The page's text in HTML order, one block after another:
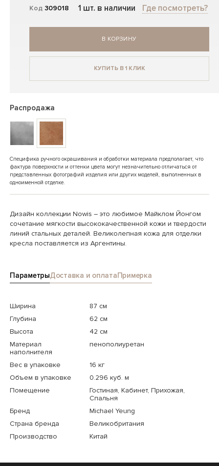
Код 309018 1 шт. в наличии Где посмотреть?
В КОРЗИНУ
КУПИТЬ В 1 КЛИК
Распродажа
Специфика ручного окрашивания и обработки материала предполагает, что
фактура поверхности и оттенки цвета могут незначительно отличаться от
представленных фотографий изделия или других моделей, выполненных в
одноименной отделке.
Дизайн коллекции Nowis – это любимое Майклом Йонгом
сочетание мягкости высококачественной кожи и твердости
линий стальных деталей. Великолепная кожа для отделки
кресла поставляется из Аргентины.
ПараметрыДоставка и оплатаПримерка
Ширина
87 см
Глубина
62 см
Высота
42 см
Материал
наполнителя
пенополиуретан
Вес в упаковке
16 кг
Объем в упаковке
0.296 куб. м
Помещение
Гостиная, Кабинет, Прихожая,
Спальня
Бренд
Michael Yeung
Страна бренда
Великобритания
Производство
Китай